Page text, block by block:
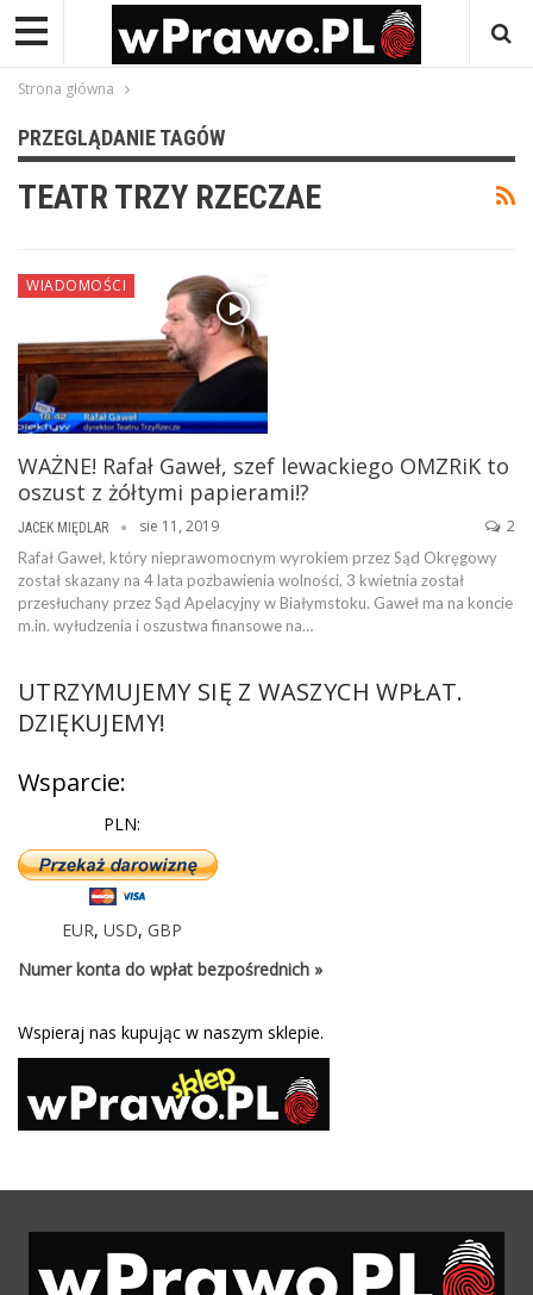
Strona główna
PRZEGLĄDANIE TAGÓW
TEATR TRZY RZECZAE
WIADOMOŚCI
WAŻNE! Rafał Gaweł, szef lewackiego OMZRiK to
oszust z żółtymi papierami!?
JACEK MIĘDLAR sie 11, 2019 2
Rafał Gaweł, który nieprawomocnym wyrokiem przez Sąd Okręgowy
został skazany na 4 lata pozbawienia wolności, 3 kwietnia został
przesłuchany przez Sąd Apelacyjny w Białymstoku. Gaweł ma na koncie
m.in. wyłudzenia i oszustwa finansowe na…
UTRZYMUJEMY SIĘ Z WASZYCH WPŁAT.
DZIĘKUJEMY!
Wsparcie:
PLN:
EUR, USD, GBP
Numer konta do wpłat bezpośrednich »
Wspieraj nas kupując w naszym sklepie.